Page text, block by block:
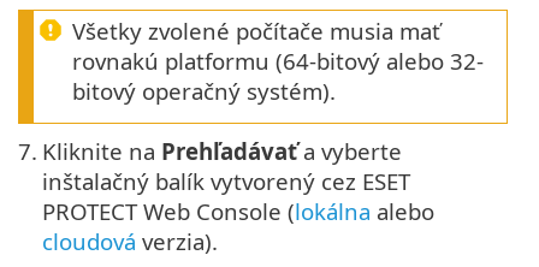
Všetky zvolené počítače musia mať
rovnakú platformu (64-bitový alebo 32-
bitový operačný systém).
7. Kliknite na Prehľadávaťa vyberte
inštalačný balík vytvorený cez ESET
PROTECT Web Console (lokálna alebo
cloudová verzia).